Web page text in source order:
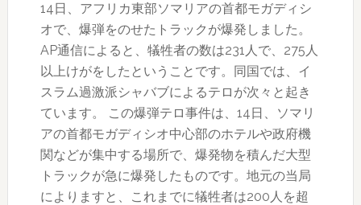
26
人
死
亡、
約
20
人
け
が
14日、アフリカ東部ソマリアの首都モガディシ
オで、爆弾をのせたトラックが爆発しました。
AP通信によると、犠牲者の数は231人で、275人
以上けがをしたということです。同国では、イ
スラム過激派シャバブによるテロが次々と起き
ています。 この爆弾テロ事件は、14日、ソマリ
アの首都モガディシオ中心部のホテルや政府機
関などが集中する場所で、爆発物を積んだ大型
トラックが急に爆発したものです。地元の当局
によりますと、これまでに犠牲者は200人を超